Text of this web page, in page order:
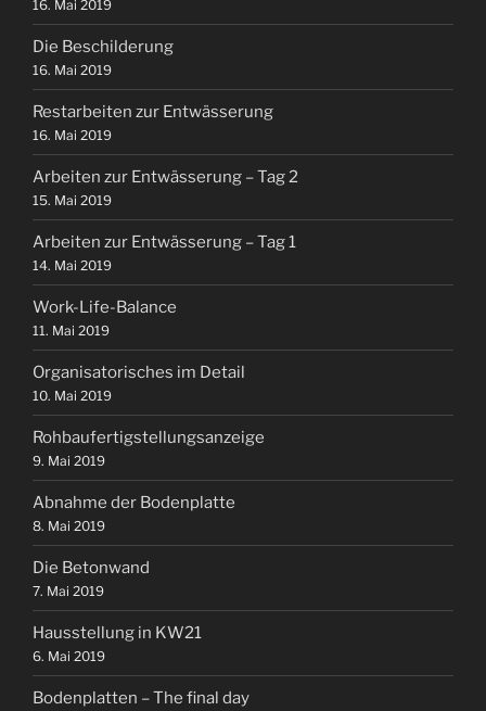
16. Mai 2019
Die Beschilderung
16. Mai 2019
Restarbeiten zur Entwässerung
16. Mai 2019
Arbeiten zur Entwässerung – Tag 2
15. Mai 2019
Arbeiten zur Entwässerung – Tag 1
14. Mai 2019
Work-Life-Balance
11. Mai 2019
Organisatorisches im Detail
10. Mai 2019
Rohbaufertigstellungsanzeige
9. Mai 2019
Abnahme der Bodenplatte
8. Mai 2019
Die Betonwand
7. Mai 2019
Hausstellung in KW21
6. Mai 2019
Bodenplatten – The final day